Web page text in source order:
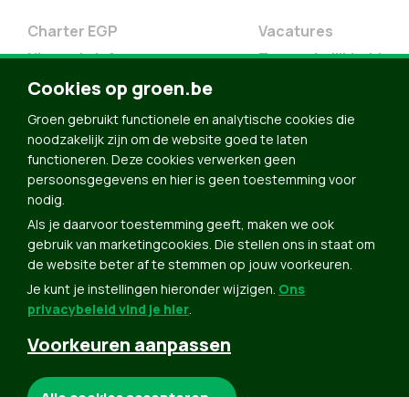
Charter EGP
Nieuwsbrief
Doe Mee
Contact
Groen in je buurt
Meldpunt
Vacatures
Toegankelijkheid
Word lid
Agenda
Bekijk kalender
Verleng je lidmaatschap
Programma oktober 2024
Programma juni 2024
Downloads
Cookies op groen.be
Groen gebruikt functionele en analytische cookies die
noodzakelijk zijn om de website goed te laten
functioneren. Deze cookies verwerken geen
persoonsgegevens en hier is geen toestemming voor
nodig.
Als je daarvoor toestemming geeft, maken we ook
gebruik van marketingcookies. Die stellen ons in staat om
de website beter af te stemmen op jouw voorkeuren.
Je kunt je instellingen hieronder wijzigen. Ons
privacybeleid vind je hier.
Voorkeuren aanpassen